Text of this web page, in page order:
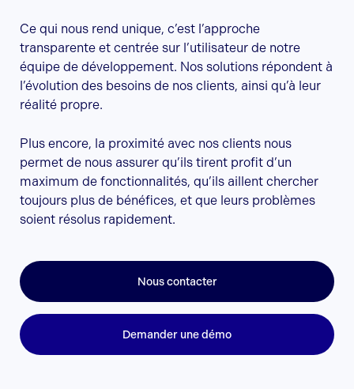
Ce qui nous rend unique, c’est l’approche
transparente et centrée sur l’utilisateur de notre
équipe de développement. Nos solutions répondent à
l’évolution des besoins de nos clients, ainsi qu’à leur
réalité propre.
Plus encore, la proximité avec nos clients nous
permet de nous assurer qu’ils tirent profit d’un
maximum de fonctionnalités, qu’ils aillent chercher
toujours plus de bénéfices, et que leurs problèmes
soient résolus rapidement.
Nous contacter
Demander une démo